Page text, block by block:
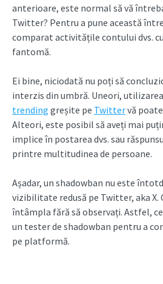
anterioare, este normal să vă
Twitter? Pentru a pune această
comparat activitățile contului dvs.
fantomă.
Ei bine, niciodată nu poți să
interzis din umbră. Uneori,
trending greșite pe Twittervă
Alteori, este posibil să aveți mai
implice în postarea dvs. sau
printre multitudinea de persoane.
Așadar, un shadowban nu este
vizibilitate redusă pe Twitter, aka X.
întâmpla fără să observați. Astfel,
un tester de shadowban pentru a
pe platformă.